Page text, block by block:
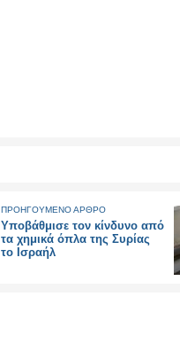
ΠΡΟΗΓΟΥΜΕΝΟ ΑΡΘΡΟ
Υποβάθμισε τον κίνδυνο από
τα χημικά όπλα της Συρίας
το Ισραήλ